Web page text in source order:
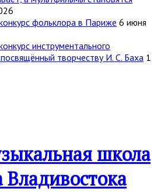
фольклора в Париже 6 июня
инструментального
творчеству И. С. Баха 1
школа